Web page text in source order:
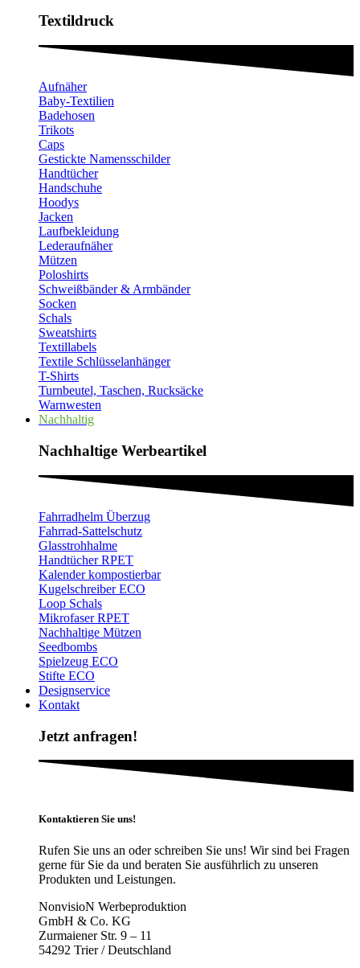
Textildruck​
Aufnäher
Baby-Textilien
Badehosen
Trikots
Caps
Gestickte Namensschilder
Handtücher
Handschuhe
Hoodys
Jacken
Laufbekleidung
Lederaufnäher
Mützen
Poloshirts
Schweißbänder & Armbänder
Socken
Schals
Sweatshirts
Textillabels
Textile Schlüsselanhänger
T-Shirts
Turnbeutel, Taschen, Rucksäcke
Warnwesten
Nachhaltig
Nachhaltige Werbeartikel​
Fahrradhelm Überzug
Fahrrad-Sattelschutz
Glasstrohhalme
Handtücher RPET
Kalender kompostierbar
Kugelschreiber ECO
Loop Schals
Mikrofaser RPET
Nachhaltige Mützen
Seedbombs
Spielzeug ECO
Stifte ECO
Designservice
Kontakt
Jetzt anfragen!
Kontaktieren Sie uns!
Rufen Sie uns an oder schreiben Sie uns! Wir sind bei Fragen
gerne für Sie da und beraten Sie ausführlich zu unseren
Produkten und Leistungen.
NonvisioN Werbeproduktion
GmbH & Co. KG
Zurmaiener Str. 9 – 11
54292 Trier / Deutschland